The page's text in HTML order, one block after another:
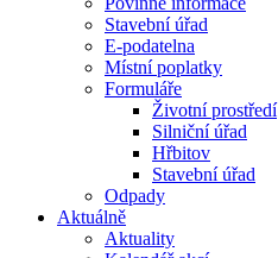
Stavební úřad
E-podatelna
Místní poplatky
Formuláře
Životní prostředí
Silniční úřad
Hřbitov
Stavební úřad
Odpady
Aktuálně
Aktuality